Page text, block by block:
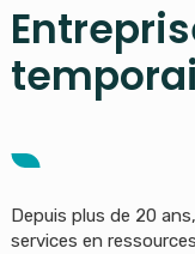
Depuis plus de 20
services en